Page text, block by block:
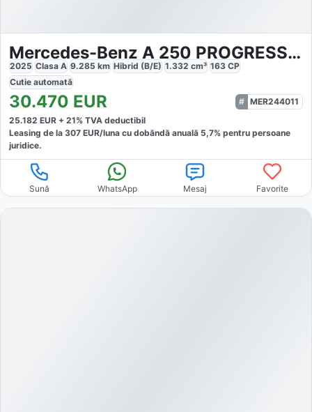
Mercedes-Benz A 250 PROGRESSIVE ADVANCED
2025 Clasa A 9.285 km Hibrid (B/E) 1.332 cm³ 163 CP
Cutie automată
30.470 EUR
MER244011
25.182 EUR + 21% TVA deductibil
Leasing de la 307 EUR/luna cu dobăndă anuală 5,7% pentru persoane
juridice.
Sună WhatsApp Mesaj Favorite